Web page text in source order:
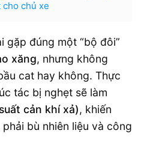
cho chủ xe
gặp đúng một “bộ đôi”
xăng, nhưng không
cat hay không. Thực
tác bị nghẹt sẽ làm
cản khí xả), khiến
phải bù nhiên liệu và công